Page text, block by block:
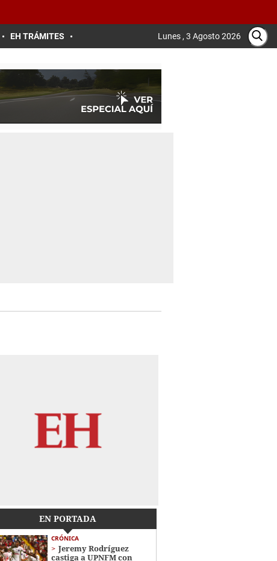
EH TRÁMITES Lunes , 3 Agosto 2026
EN PORTADA
CRÓNICA
Jeremy Rodríguez
castiga a UPNFM con